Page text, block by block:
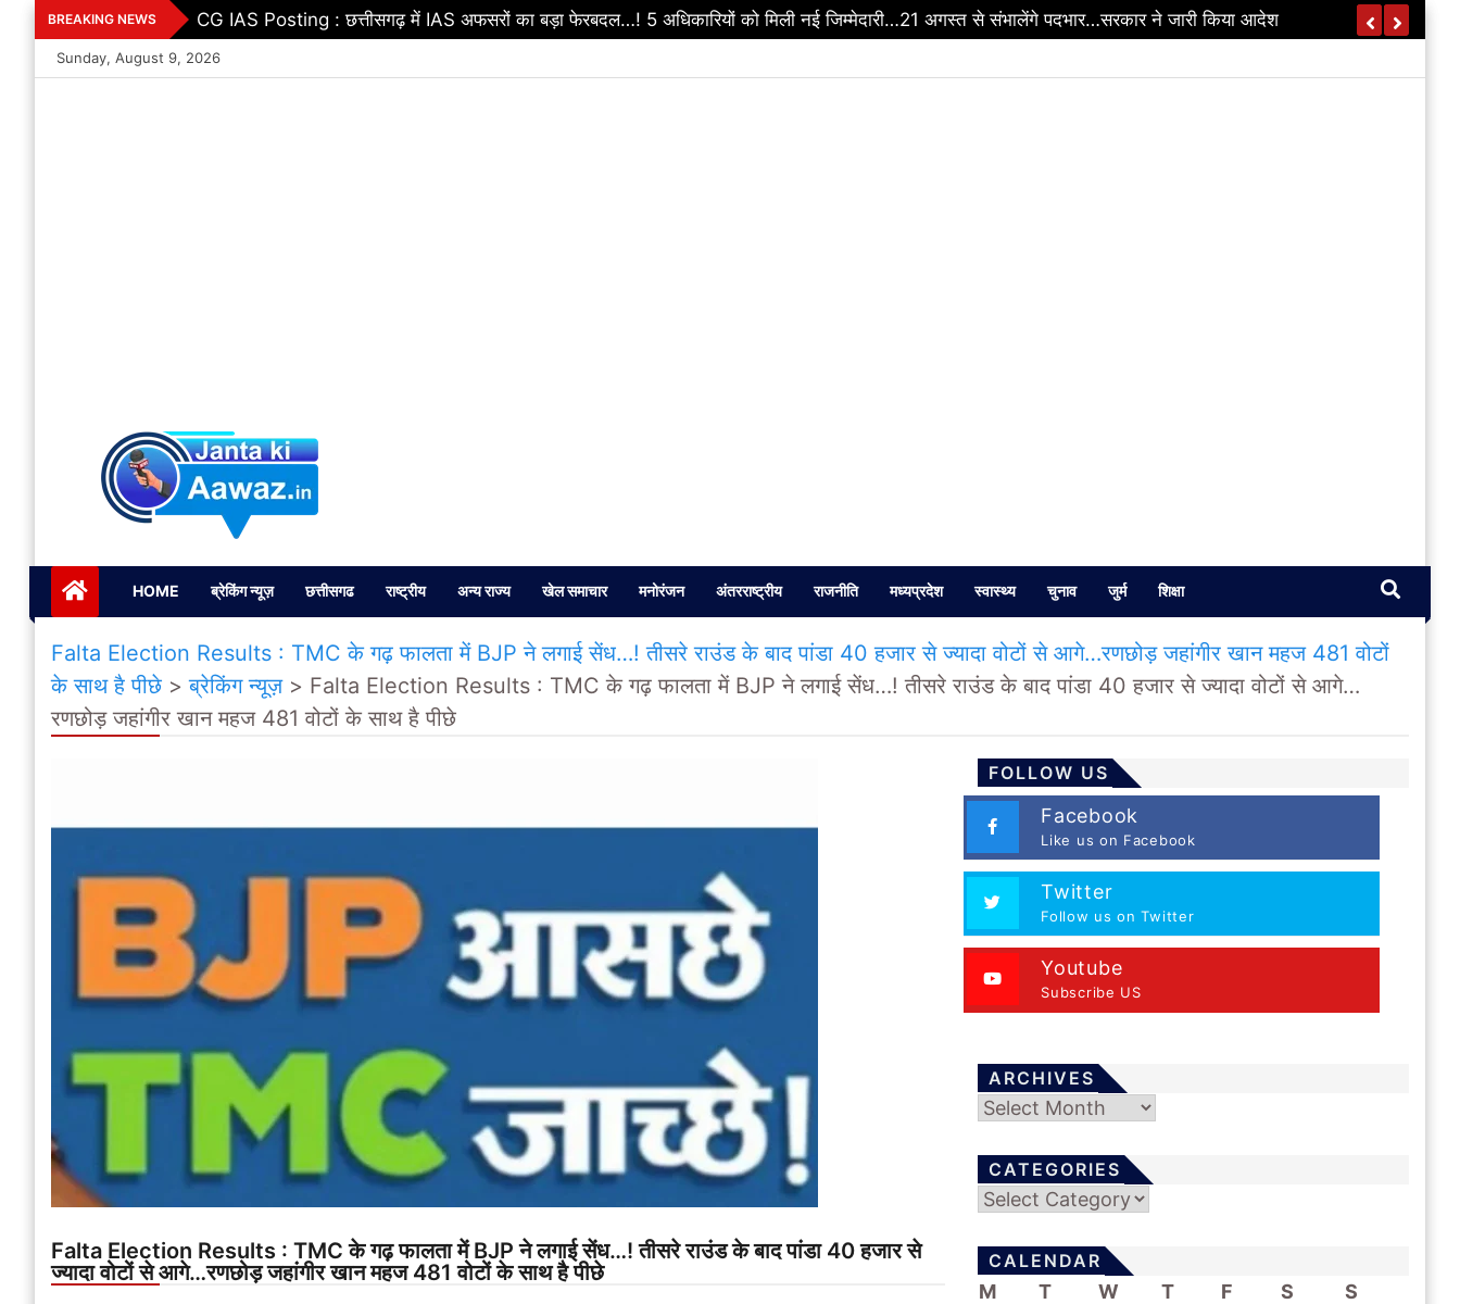
Skip
to
content
BREAKING NEWS CG IAS Posting : छत्तीसगढ़ में IAS अफसरों का बड़ा फेरबदल…! 5 अधिकारियों को मिली नई जिम्मेदारी…21 अगस्त से संभालेंगे पदभार…सरकार ने जारी किया आदेश
Sunday, August 9, 2026
Janta ki Aawaz
HOME ब्रेकिंग न्यूज़ छत्तीसगढ राष्ट्रीय अन्य राज्य खेल समाचार मनोरंजन अंतरराष्ट्रीय राजनीति मध्यप्रदेश स्वास्थ्य चुनाव जुर्म शिक्षा
Falta Election Results : TMC के गढ़ फालता में BJP ने लगाई सेंध…! तीसरे राउंड के बाद पांडा 40 हजार से ज्यादा वोटों से आगे…रणछोड़ जहांगीर खान महज 481 वोटों
के साथ है पीछे >ब्रेकिंग न्यूज़> Falta Election Results : TMC के गढ़ फालता में BJP ने लगाई सेंध…! तीसरे राउंड के बाद पांडा 40 हजार से ज्यादा वोटों से आगे…
रणछोड़ जहांगीर खान महज 481 वोटों के साथ है पीछे
Falta Election Results : TMC के गढ़ फालता में BJP ने लगाई सेंध…! तीसरे राउंड के बाद पांडा 40 हजार से
ज्यादा वोटों से आगे…रणछोड़ जहांगीर खान महज 481 वोटों के साथ है पीछे
FOLLOW US
Facebook
Like us on Facebook
Twitter
Follow us on Twitter
Youtube
Subscribe US
ARCHIVES
Archives
CATEGORIES
Categories
CALENDAR
M T W T F S S